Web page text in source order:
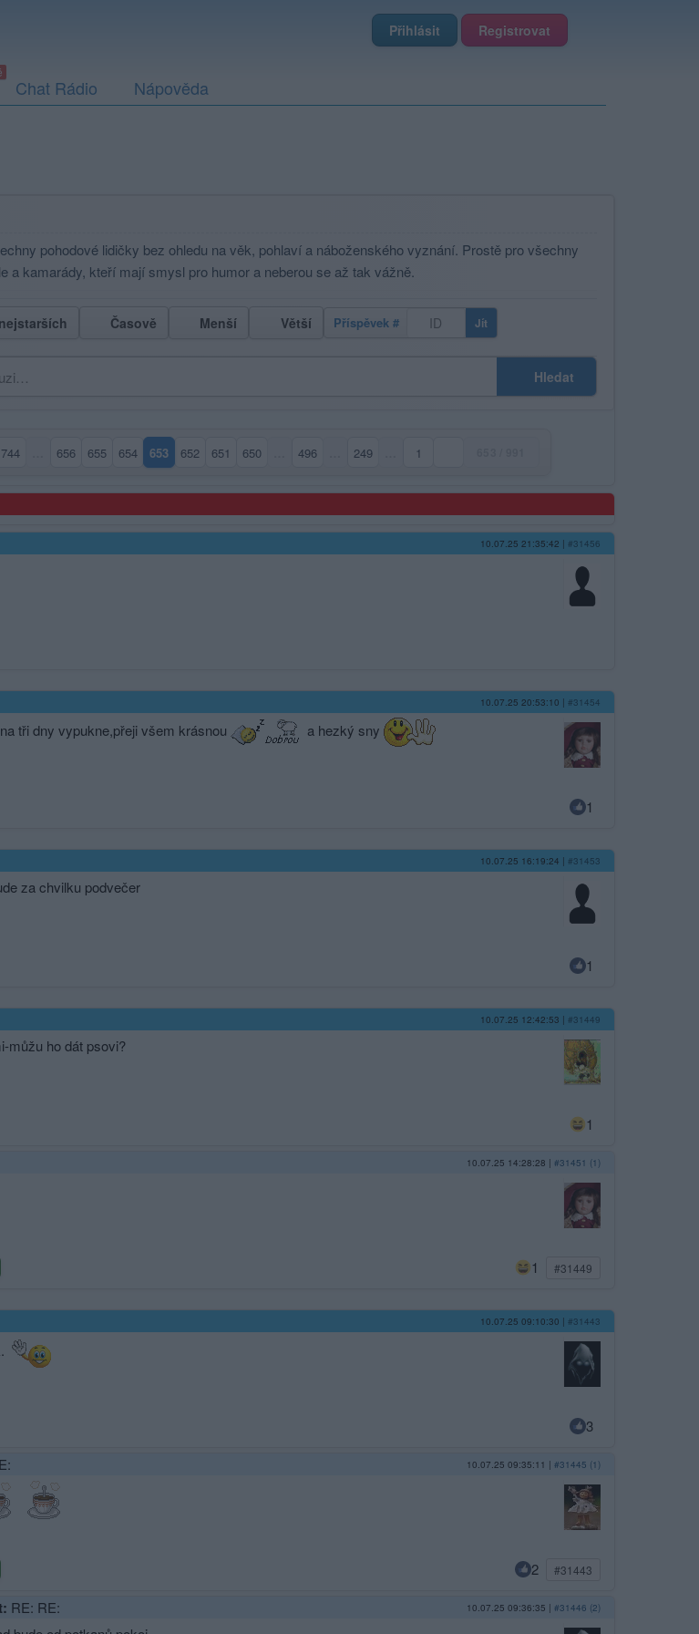
Přihlásit Registrovat
Chat Rádio Nápověda
pohodové lidičky bez ohledu na věk, pohlaví a náboženského vyznání. Prostě pro všechny
a kamarády, kteří mají smysl pro humor a neberou se až tak vážně.
Časově Menší Větší Příspěvek # Jít
Hledat
744 656 655 654 653(aktuální strana)
652 651 650 496 249 1
10.07.25 21:35:42 | #31456
10.07.25 20:53:10 | #31454
tři dny vypukne,přeji všem krásnou a hezký sny
1
10.07.25 16:19:24 | #31453
za chvilku podvečer
1
10.07.25 12:42:53 | #31449
můžu ho dát psovi?
1
10.07.25 14:28:28 | #31451 (1)
1 #31449
10.07.25 09:10:30 | #31443
3
10.07.25 09:35:11 | #31445 (1)
2 #31443
RE: RE: 10.07.25 09:36:35 | #31446 (2)